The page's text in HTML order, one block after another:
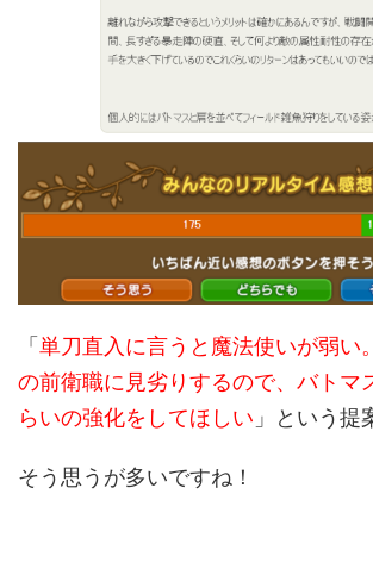
「 単刀直入に言うと魔法使いが弱い
の前衛職に見劣りするので、バトマ
らいの強化をしてほしい 」という提
そう思うが多いですね！